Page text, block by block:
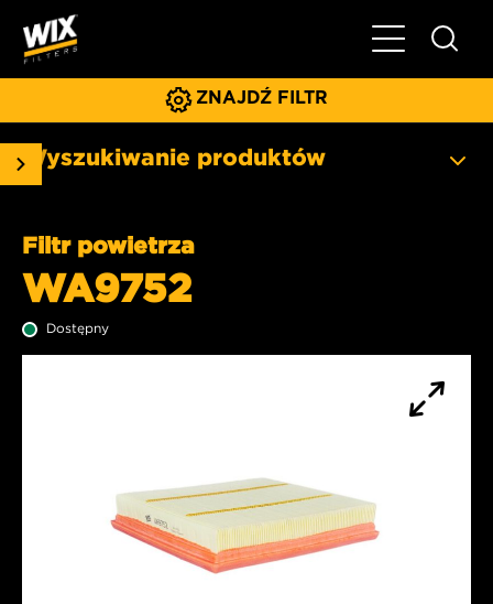
Pokaż/ukryj
ZNAJDŹ FILTR
Wyszukiwanie produktów
Filtr powietrza
WA9752
Dostępny